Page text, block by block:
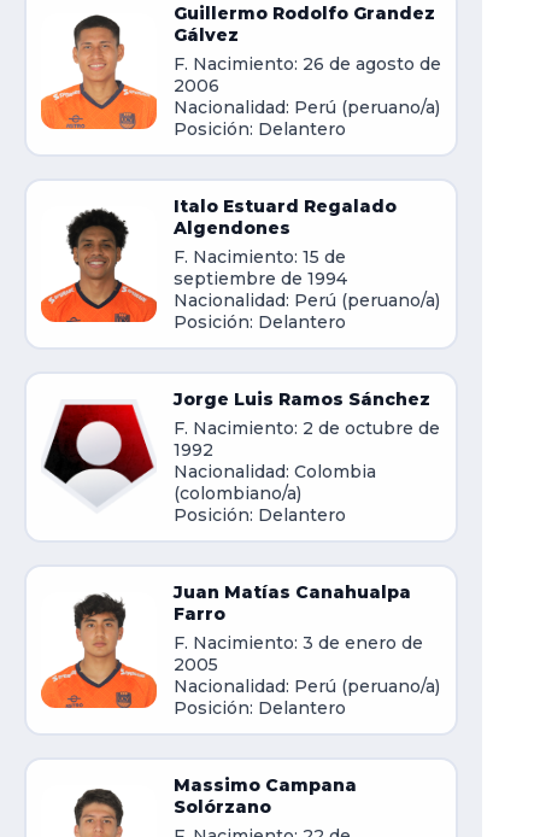
Guillermo Rodolfo Grandez
Gálvez
F. Nacimiento: 26 de agosto de
2006
Nacionalidad: Perú (peruano/a)
Posición: Delantero
Italo Estuard Regalado
Algendones
F. Nacimiento: 15 de
septiembre de 1994
Nacionalidad: Perú (peruano/a)
Posición: Delantero
Jorge Luis Ramos Sánchez
F. Nacimiento: 2 de octubre de
1992
Nacionalidad: Colombia
(colombiano/a)
Posición: Delantero
Juan Matías Canahualpa
Farro
F. Nacimiento: 3 de enero de
2005
Nacionalidad: Perú (peruano/a)
Posición: Delantero
Massimo Campana
Solórzano